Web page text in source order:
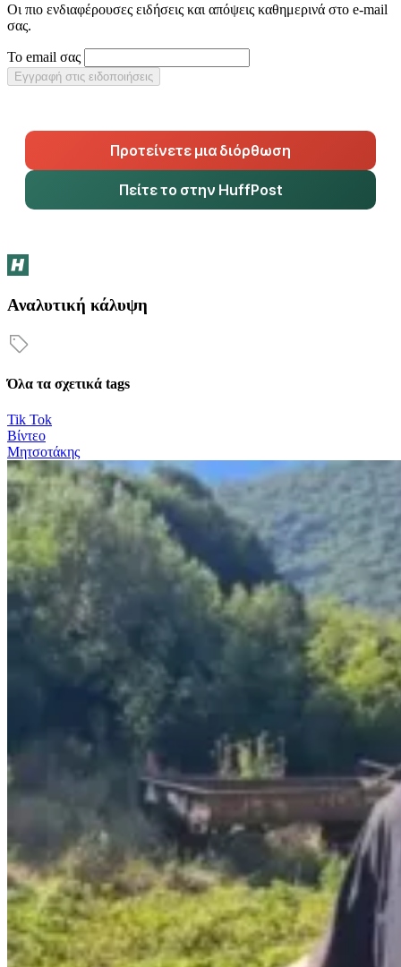
Οι πιο ενδιαφέρουσες ειδήσεις και απόψεις καθημερινά στο e-mail
σας.
Το email σας
Εγγραφή στις ειδοποιήσεις
Προτείνετε μια διόρθωση
Πείτε το στην HuffPost
Αναλυτική κάλυψη
Όλα τα σχετικά tags
Tik Tok
Βίντεο
Μητσοτάκης